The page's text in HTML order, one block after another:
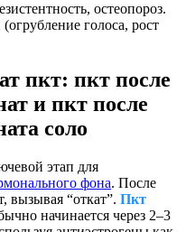
остеопороз.
голоса, рост
пкт: пкт после
и пкт после
соло
этап для
фона. После
вызывая “откат”. Пкт
начинается через 2–3